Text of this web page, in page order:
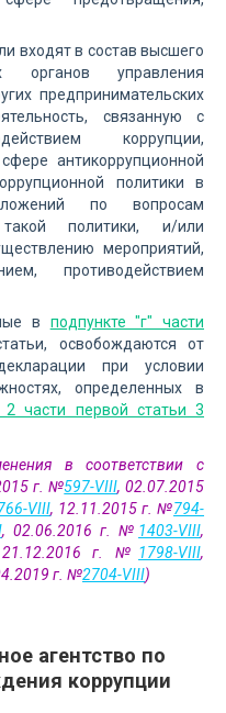
входят в состав высшего
органов управления
предпринимательских
связанную с
коррупции,
антикоррупционной
политики в
по вопросам
политики, и/или
мероприятий,
противодействием
в подпункте "г" части
освобождаются от
при условии
определенных в
2 части первой статьи 3
в соответствии с
г. №597-VIII, 02.07.2015
VIII, 12.11.2015 г. №794-
, 02.06.2016 г. № 1403-VIII,
г. № 1798-VIII,
г. №2704-VIII)
агентство по
коррупции